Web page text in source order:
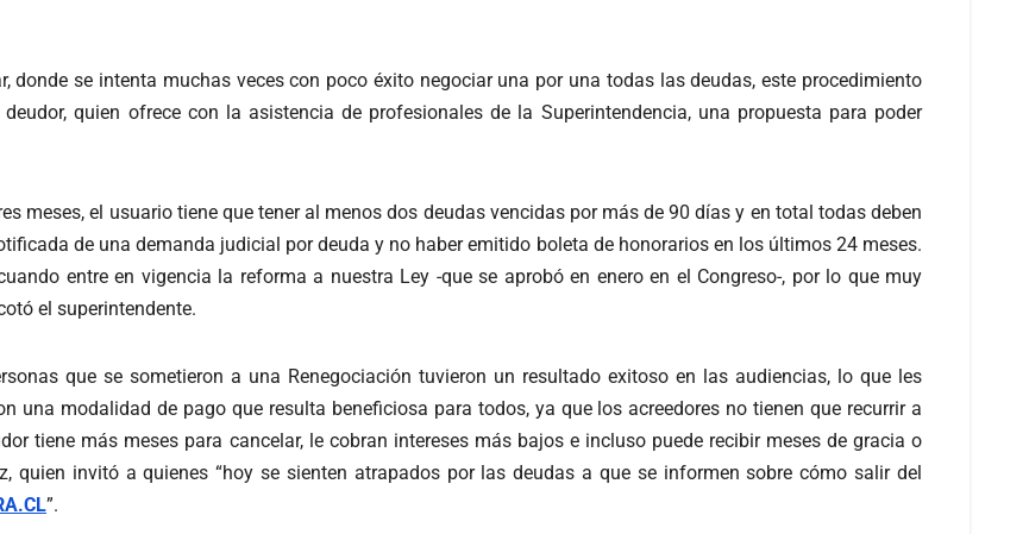
donde se intenta muchas veces con poco éxito negociar una por una todas las deudas, este procedimiento
quien ofrece con la asistencia de profesionales de la Superintendencia, una propuesta para poder
meses, el usuario tiene que tener al menos dos deudas vencidas por más de 90 días y en total todas deben
de una demanda judicial por deuda y no haber emitido boleta de honorarios en los últimos 24 meses.
entre en vigencia la reforma a nuestra Ley -que se aprobó en enero en el Congreso-, por lo que muy
el superintendente.
que se sometieron a una Renegociación tuvieron un resultado exitoso en las audiencias, lo que les
una modalidad de pago que resulta beneficiosa para todos, ya que los acreedores no tienen que recurrir a
tiene más meses para cancelar, le cobran intereses más bajos e incluso puede recibir meses de gracia o
quien invitó a quienes “hoy se sienten atrapados por las deudas a que se informen sobre cómo salir del
”.